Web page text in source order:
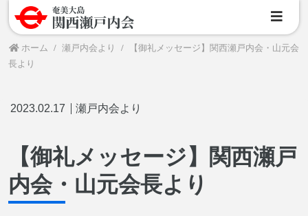
ホーム 瀬戸内会より
【御礼メッセージ】関西瀬戸内会・山元会
長より
2023.02.17 瀬戸内会より
【御礼メッセージ】関西瀬戸
内会・山元会長より